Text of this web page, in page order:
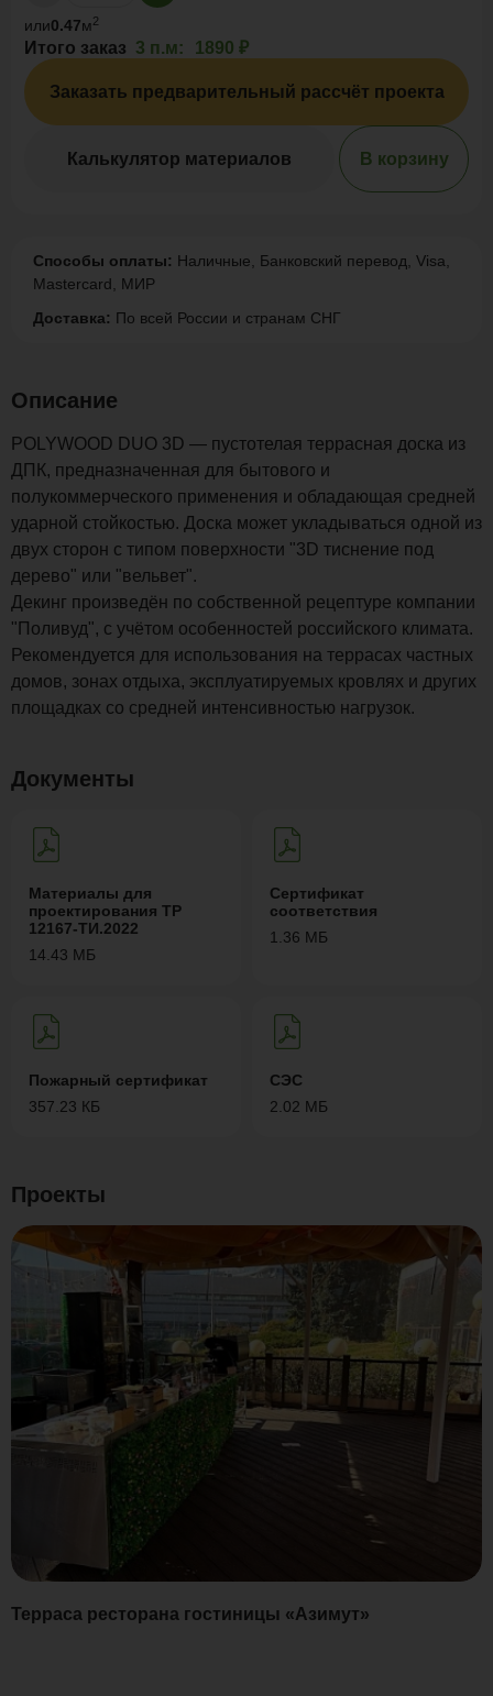
или0.47м2
Итого заказ 3 п.м: 1890 ₽
Заказать предварительный рассчёт проекта
Калькулятор материалов В корзину
Способы оплаты: Наличные, Банковский перевод, Visa,
Mastercard, МИР
Доставка: По всей России и странам СНГ
Описание
POLYWOOD DUO 3D — пустотелая террасная доска из
ДПК, предназначенная для бытового и
полукоммерческого применения и обладающая средней
ударной стойкостью. Доска может укладываться одной из
двух сторон с типом поверхности "3D тиснение под
дерево" или "вельвет".
Декинг произведён по собственной рецептуре компании
"Поливуд", с учётом особенностей российского климата.
Рекомендуется для использования на террасах частных
домов, зонах отдыха, эксплуатируемых кровлях и других
площадках со средней интенсивностью нагрузок.
Документы
Материалы для
проектирования ТР
12167-ТИ.2022
14.43 МБ
Сертификат
соответствия
1.36 МБ
Пожарный сертификат
357.23 КБ
СЭС
2.02 МБ
Проекты
Терраса ресторана гостиницы «Азимут»